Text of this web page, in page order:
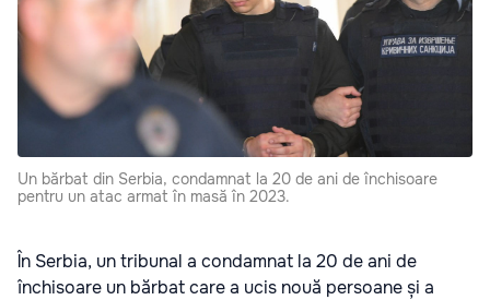
Un bărbat din Serbia, condamnat la 20 de ani de închisoare
pentru un atac armat în masă în 2023.
În Serbia, un tribunal a condamnat la 20 de ani de
închisoare un bărbat care a ucis nouă persoane și a